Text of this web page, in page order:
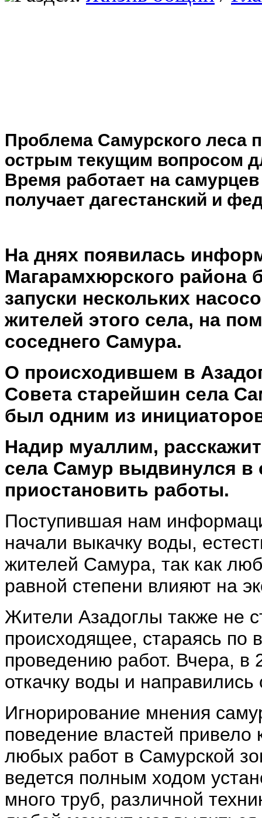
Проблема Самурского леса
острым текущим вопросом
Время работает на
получает дагестанский и
На днях появилась
Магарамхюрского
запуски нескольких
жителей этого села, на
соседнего Самура.
О происходившем в
Совета старейшин села
был одним из
Надир муаллим,
села Самур выдвинулся в
приостановить работы.
Поступившая нам
начали выкачку воды,
жителей Самура, так как
равной степени влияют на
Жители Азадоглы также не
происходящее, стараясь по
проведению работ. Вчера, в
откачку воды и
Игнорирование мнения
поведение властей
любых работ в Самурской
ведется полным ходом
много труб, различной